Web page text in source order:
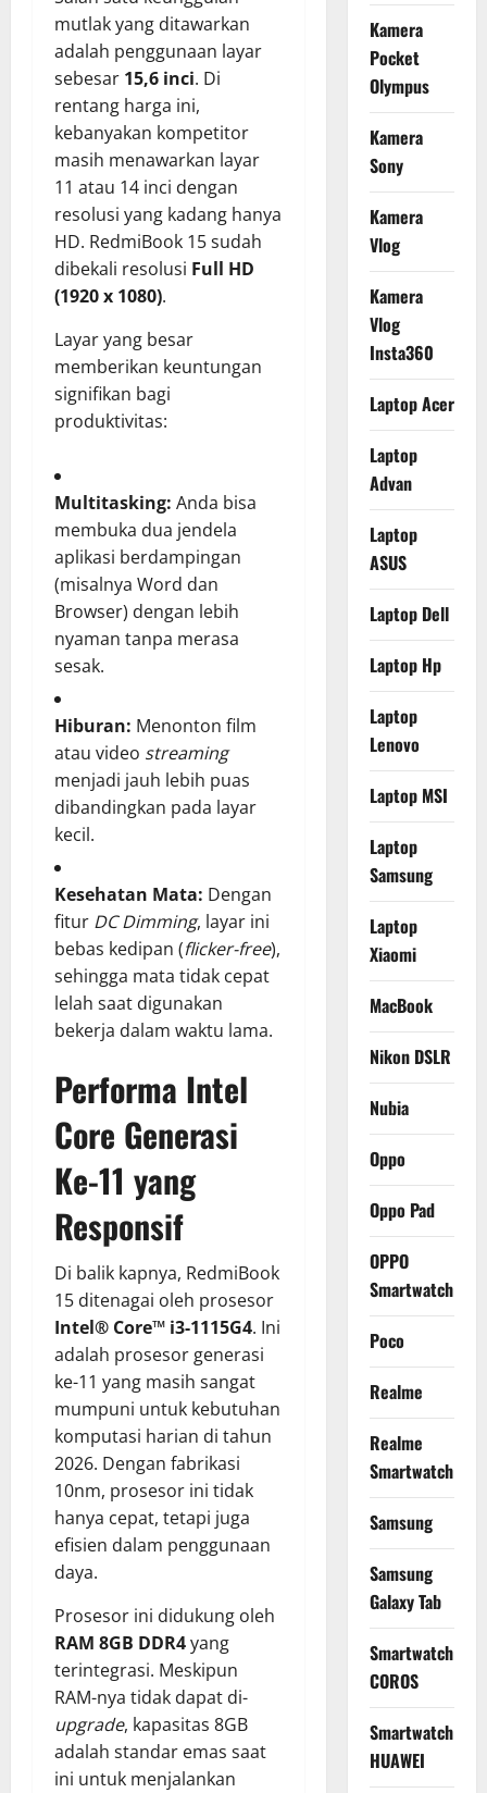
mutlak yang ditawarkan
adalah penggunaan layar
sebesar 15,6 inci. Di
rentang harga ini,
kebanyakan kompetitor
masih menawarkan layar
11 atau 14 inci dengan
resolusi yang kadang hanya
HD. RedmiBook 15 sudah
dibekali resolusi Full HD
(1920 x 1080).
Layar yang besar
memberikan keuntungan
signifikan bagi
produktivitas:
Multitasking: Anda bisa
membuka dua jendela
aplikasi berdampingan
(misalnya Word dan
Browser) dengan lebih
nyaman tanpa merasa
sesak.
Hiburan: Menonton film
atau video streaming
menjadi jauh lebih puas
dibandingkan pada layar
kecil.
Kesehatan Mata: Dengan
fitur DC Dimming, layar ini
bebas kedipan (flicker-free),
sehingga mata tidak cepat
lelah saat digunakan
bekerja dalam waktu lama.
Performa Intel
Core Generasi
Ke-11 yang
Responsif
Di balik kapnya, RedmiBook
15 ditenagai oleh prosesor
Intel® Core™ i3-1115G4. Ini
adalah prosesor generasi
ke-11 yang masih sangat
mumpuni untuk kebutuhan
komputasi harian di tahun
2026. Dengan fabrikasi
10nm, prosesor ini tidak
hanya cepat, tetapi juga
efisien dalam penggunaan
daya.
Prosesor ini didukung oleh
RAM 8GB DDR4yang
terintegrasi. Meskipun
RAM-nya tidak dapat di-
upgrade, kapasitas 8GB
adalah standar emas saat
ini untuk menjalankan
Kamera
Pocket
Olympus
Kamera
Sony
Kamera
Vlog
Kamera
Vlog
Insta360
Laptop Acer
Laptop
Advan
Laptop
ASUS
Laptop Dell
Laptop Hp
Laptop
Lenovo
Laptop MSI
Laptop
Samsung
Laptop
Xiaomi
MacBook
Nikon DSLR
Nubia
Oppo
Oppo Pad
OPPO
Smartwatch
Poco
Realme
Realme
Smartwatch
Samsung
Samsung
Galaxy Tab
Smartwatch
COROS
Smartwatch
HUAWEI